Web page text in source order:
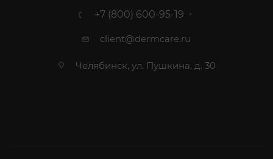
+7 (800) 600-95-19
client@dermcare.ru
Челябинск, ул. Пушкина, д. 30